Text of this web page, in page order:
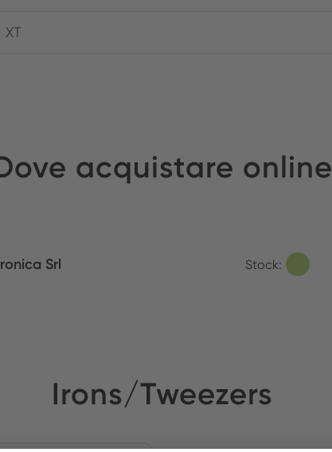
XT
acquistare online
Srl Stock:
Irons/Tweezers